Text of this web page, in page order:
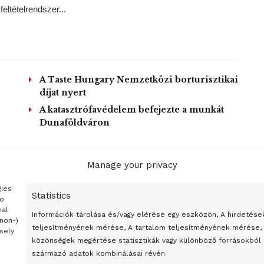
Manage your privacy
)
Statistics
Információk tárolása és/vagy elérése egy eszközön, A
teljesítményének mérése, A tartalom teljesítményének mérése,
közönségek megértése statisztikák vagy különböző forrásokból
származó adatok kombinálásai révén.
A Taste Hungary Nemzetközi borturisztikai
díjat nyert
A katasztrófavédelem befejezte a munkát
Dunaföldváron